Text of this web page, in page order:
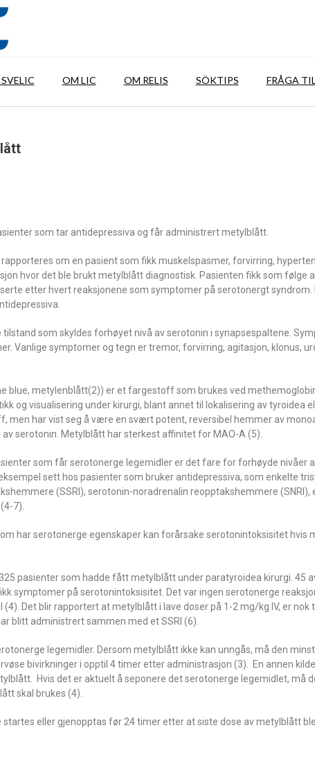
OM LIC OM RELIS SÖKTIPS FRÅGA
som tar antidepressiva og får administrert metylblått.
om en pasient som fikk muskelspasmer, forvirring,
hvor det ble brukt metylblått diagnostisk. Pasienten fikk som følge
etter hvert reaksjonene som symptomer på serotonergt syndrom.
som skyldes forhøyet nivå av serotonin i synapsespaltene.
Vanlige symptomer og tegn er tremor, forvirring, agitasjon, klonus,
blue, metylenblått(2)) er et fargestoff som brukes ved
og visualisering under kirurgi, blant annet til lokalisering av tyroidea
har vist seg å være en svært potent, reversibel hemmer av
serotonin. Metylblått har sterkest affinitet for MAO-A (5).
som får serotonerge legemidler er det fare for forhøyde nivåer
sett hos pasienter som bruker antidepressiva, som enkelte
(SSRI), serotonin-noradrenalin reopptakshemmere (SNRI),
7).
har serotonerge egenskaper kan forårsake serotonintoksisitet hvis
pasienter som hadde fått metylblått under paratyroidea kirurgi. 45
symptomer på serotonintoksisitet. Det var ingen serotonerge
Det blir rapportert at metylblått i lave doser på 1-2 mg/kg IV, er nok
blitt administrert sammen med et SSRI (6).
legemidler. Dersom metylblått ikke kan unngås, må den
bivirkninger i opptil 4 timer etter administrasjon (3). En annen
Hvis det er aktuelt å seponere det serotonerge legemidlet, må
skal brukes (4).
eller gjenopptas før 24 timer etter at siste dose av metylblått